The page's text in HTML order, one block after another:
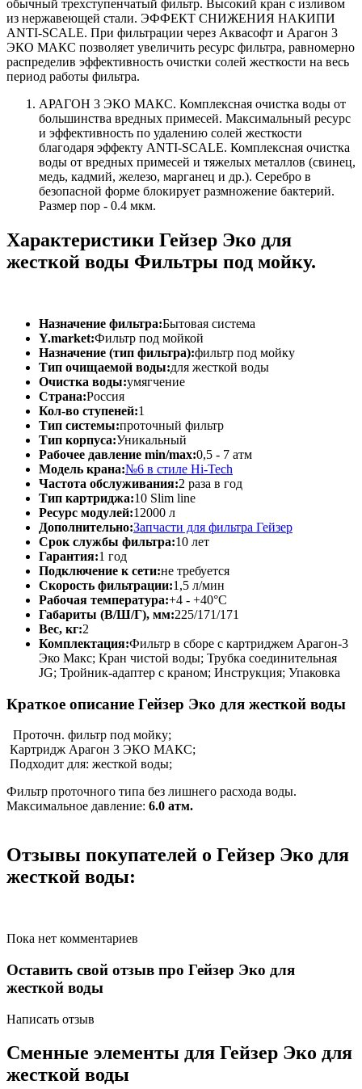
обычный трехступенчатый фильтр. Высокий кран с изливом
из нержавеющей стали. ЭФФЕКТ СНИЖЕНИЯ НАКИПИ
ANTI-SCALE. При фильтрации через Аквасофт и Арагон 3
ЭКО МАКС позволяет увеличить ресурс фильтра, равномерно
распределив эффективность очистки солей жесткости на весь
период работы фильтра.
АРАГОН 3 ЭКО МАКС. Комплексная очистка воды от
большинства вредных примесей. Максимальный ресурс
и эффективность по удалению солей жесткости
благодаря эффекту ANTI-SCALE. Комплексная очистка
воды от вредных примесей и тяжелых металлов (свинец,
медь, кадмий, железо, марганец и др.). Серебро в
безопасной форме блокирует размножение бактерий.
Размер пор - 0.4 мкм.
Характеристики Гейзер Эко для
жесткой воды Фильтры под мойку.
Назначение фильтра:Бытовая система
Y.market:Фильтр под мойкой
Назначение (тип фильтра):фильтр под мойку
Тип очищаемой воды:для жесткой воды
Очистка воды:умягчение
Страна:Россия
Кол-во ступеней:1
Тип системы:проточный фильтр
Тип корпуса:Уникальный
Рабочее давление min/max:0,5 - 7 атм
Модель крана:№6 в стиле Hi-Tech
Частота обслуживания:2 раза в год
Тип картриджа:10 Slim line
Ресурс модулей:12000 л
Дополнительно:Запчасти для фильтра Гейзер
Срок службы фильтра:10 лет
Гарантия:1 год
Подключение к сети:не требуется
Скорость фильтрации:1,5 л/мин
Рабочая температура:+4 - +40°C
Габариты (В/Ш/Г), мм:225/171/171
Вес, кг:2
Комплектация:Фильтр в сборе с картриджем Арагон-3
Эко Макс; Кран чистой воды; Трубка соединительная
JG; Тройник-адаптер с краном; Инструкция; Упаковка
Краткое описание Гейзер Эко для жесткой воды
Проточн. фильтр под мойку;
Картридж Арагон 3 ЭКО МАКС;
Подходит для: жесткой воды;
Фильтр проточного типа без лишнего расхода воды.
Максимальное давление: 6.0 атм.
Отзывы покупателей о Гейзер Эко для
жесткой воды:
Пока нет комментариев
Оставить свой отзыв про Гейзер Эко для
жесткой воды
Написать отзыв
Сменные элементы для Гейзер Эко для
жесткой воды